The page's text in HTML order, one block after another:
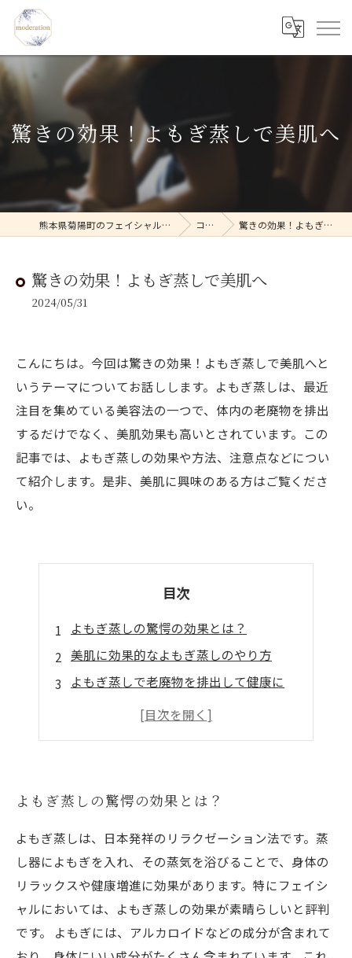
驚きの効果！よもぎ蒸しで美肌へ
熊本県菊陽町のフェイシャルならmoderation コラム 驚きの効果！よもぎ蒸しで美肌へ
驚きの効果！よもぎ蒸しで美肌へ
2024/05/31
こんにちは。今回は驚きの効果！よもぎ蒸しで美肌へと
いうテーマについてお話しします。よもぎ蒸しは、最近
注目を集めている美容法の一つで、体内の老廃物を排出
するだけでなく、美肌効果も高いとされています。この
記事では、よもぎ蒸しの効果や方法、注意点などについ
て紹介します。是非、美肌に興味のある方はご覧くださ
い。
目次
よもぎ蒸しの驚愕の効果とは？
美肌に効果的なよもぎ蒸しのやり方
よもぎ蒸しで老廃物を排出して健康に
よもぎ蒸しによる自然な美肌効果を実感
よもぎ蒸しの驚愕の効果とは？
よもぎ蒸しは、日本発祥のリラクゼーション法です。蒸
し器によもぎを入れ、その蒸気を浴びることで、身体の
リラックスや健康増進に効果があります。特にフェイシ
ャルにおいては、よもぎ蒸しの効果が素晴らしいと評判
です。 よもぎには、アルカロイドなどの成分が含まれて